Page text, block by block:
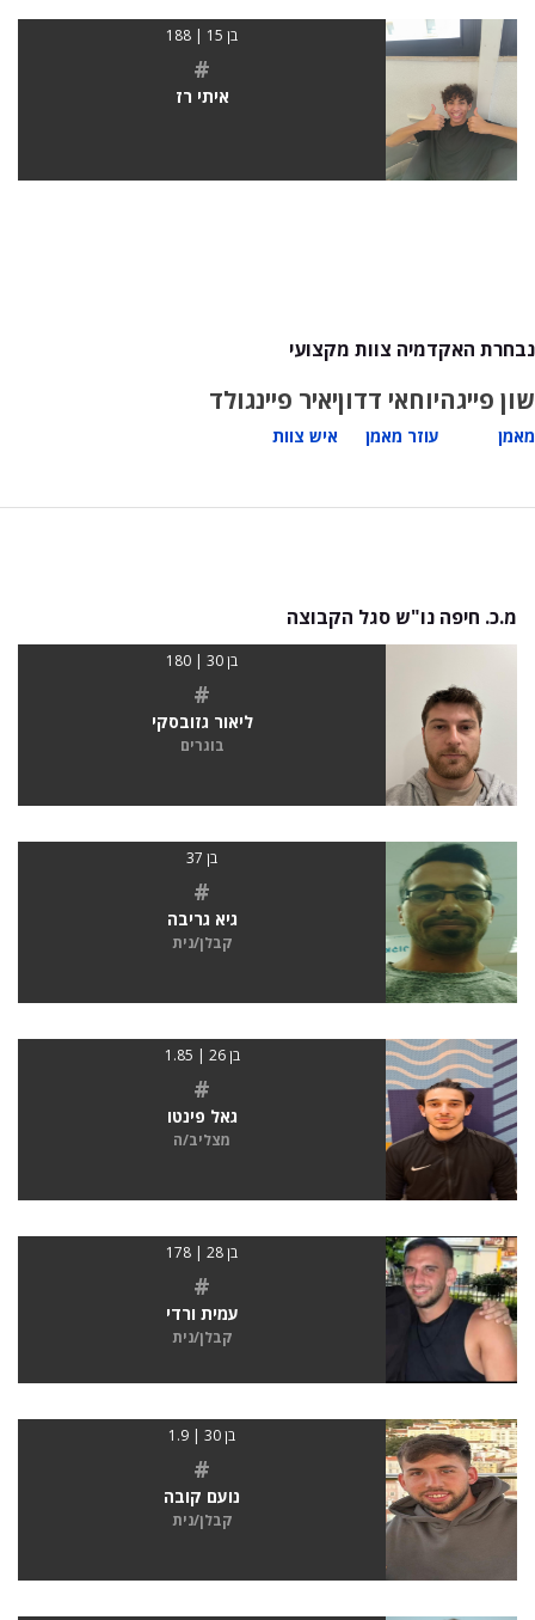
בן 15 | 188
#
איתי רז
נבחרת האקדמיה צוות מקצועי
שון פייגה
מאמן
יוחאי דדון
עוזר מאמן
יאיר פיינגולד
איש צוות
מ.כ. חיפה נו"ש סגל הקבוצה
בן 30 | 180
#
ליאור גזובסקי
בוגרים
בן 37
#
גיא גריבה
קבלן/נית
בן 26 | 1.85
#
גאל פינטו
מצליב/ה
בן 28 | 178
#
עמית ורדי
קבלן/נית
בן 30 | 1.9
#
נועם קובה
קבלן/נית